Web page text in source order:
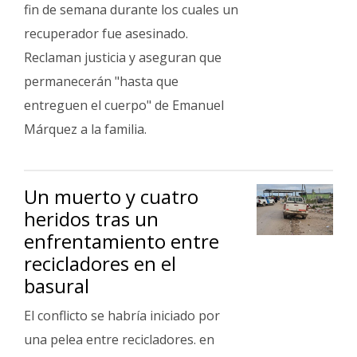
fin de semana durante los cuales un
recuperador fue asesinado.
Reclaman justicia y aseguran que
permanecerán "hasta que
entreguen el cuerpo" de Emanuel
Márquez a la familia.
Un muerto y cuatro
heridos tras un
enfrentamiento entre
recicladores en el
basural
El conflicto se habría iniciado por
una pelea entre recicladores. en